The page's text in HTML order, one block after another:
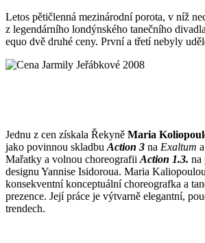
Letos pětičlenná mezinárodní porota, v níž
z legendárního londýnského tanečního
equo dvě druhé ceny. První a třetí nebyly
Jednu z cen získala Řekyně Maria
jako povinnou skladbu Action 3 na Exaltum a
Mařatky a volnou choreografii Action 1.3. na
designu Yannise Isidoroua. Maria
konsekventní konceptuální choreografka a
prezence. Její práce je výtvarně elegantní,
trendech.